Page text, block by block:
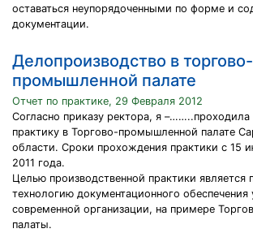
оставаться неупорядоченными по форме и
документации.
Делопроизводство в торгово-
промышленной палате
Отчет по практике, 29 Февраля 2012
Согласно приказу ректора, я –……..проходила
практику в Торгово-промышленной палате
области. Сроки прохождения практики с 15
2011 года.
Целью производственной практики является
технологию документационного обеспечения
современной организации, на примере
палаты.